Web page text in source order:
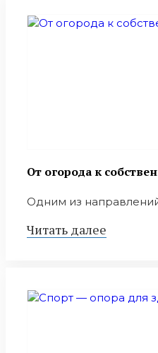
От огорода к
Одним из направлений
Читать далее